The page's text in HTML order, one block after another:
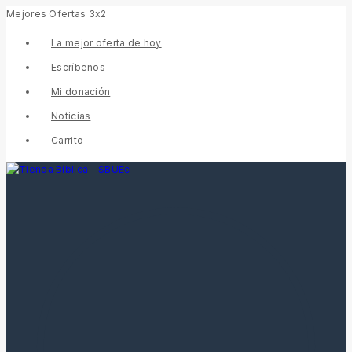
Mejores Ofertas 3x2
La mejor oferta de hoy
Escríbenos
Mi donación
Noticias
Carrito